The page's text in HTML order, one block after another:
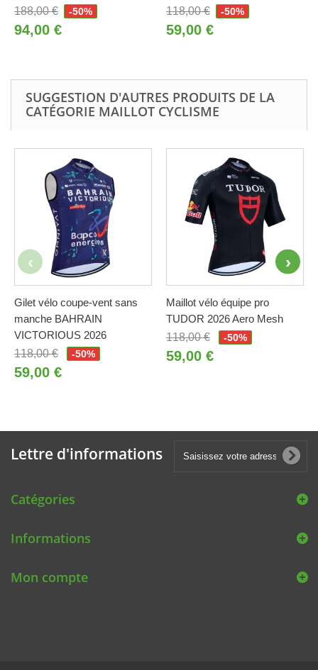
188,00 €
-50%
94,00 €
118,00 €
-50%
59,00 €
SUGGESTION D'AUTRES PRODUITS DE LA
CATÉGORIE MAILLOT CYCLISME
Gilet vélo coupe-vent sans
manche BAHRAIN
VICTORIOUS 2026
118,00 €
-50%
59,00 €
Maillot vélo équipe pro
TUDOR 2026 Aero Mesh
118,00 €
-50%
59,00 €
Lettre d'informations
Catégories
Informations
Mon compte